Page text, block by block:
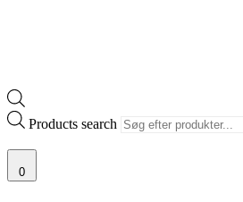
Products search
0